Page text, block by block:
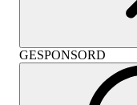
GESPONSORD